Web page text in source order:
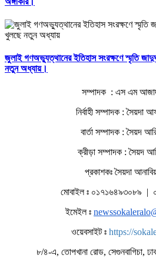
জুলাই গণঅভ্যুত্থানের ইতিহাস সংরক্ষণে স্মৃতি
নতুন অধ্যায়।
সম্পাদক : এস এম
নির্বাহী সম্পাদক : সৈয়দা
বার্তা সম্পাদক : সৈয়দ
ক্রীড়া সম্পাদক : সৈয়দ
প্রকাশকঃ সৈয়দা
মোবাইল ঃ ০১৭১৬৪৯৩০৮৯ |
ইমেইল ঃ
ওয়েবসাইট ঃ https://
৮/৪-এ, তোপখানা রোড, সেগুনবাগিচা,